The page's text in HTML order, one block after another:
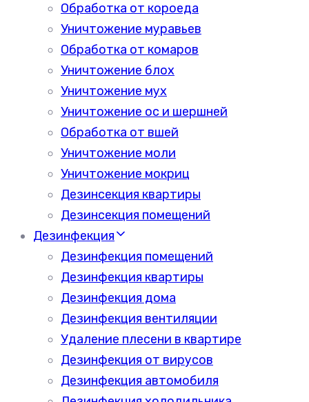
Обработка от короеда
Уничтожение муравьев
Обработка от комаров
Уничтожение блох
Уничтожение мух
Уничтожение ос и шершней
Обработка от вшей
Уничтожение моли
Уничтожение мокриц
Дезинсекция квартиры
Дезинсекция помещений
Дезинфекция
Дезинфекция помещений
Дезинфекция квартиры
Дезинфекция дома
Дезинфекция вентиляции
Удаление плесени в квартире
Дезинфекция от вирусов
Дезинфекция автомобиля